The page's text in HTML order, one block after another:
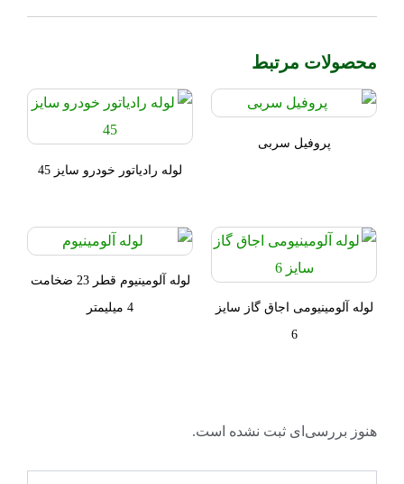
محصولات مرتبط
پروفیل سربی
لوله رادیاتور خودرو سایز 45
لوله آلومینیومی اجاق گاز سایز
6
لوله آلومینیوم قطر 23 ضخامت
4 میلیمتر
هنوز بررسی‌ای ثبت نشده است.